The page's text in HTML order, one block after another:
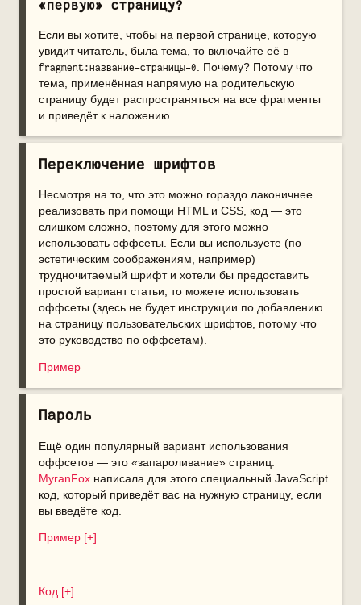
«первую» страницу?
Если вы хотите, чтобы на первой странице, которую
увидит читатель, была тема, то включайте её в
fragment:название-страницы-0
. Почему? Потому что
тема, применённая напрямую на родительскую
страницу будет распространяться на все фрагменты
и приведёт к наложению.
Переключение шрифтов
Несмотря на то, что это можно гораздо лаконичнее
реализовать при помощи HTML и CSS, код — это
слишком сложно, поэтому для этого можно
использовать оффсеты. Если вы используете (по
эстетическим соображениям, например)
трудночитаемый шрифт и хотели бы предоставить
простой вариант статьи, то можете использовать
оффсеты (здесь не будет инструкции по добавлению
на страницу пользовательских шрифтов, потому что
это руководство по оффсетам).
Пример
Пароль
Ещё один популярный вариант использования
оффсетов — это «запароливание» страниц.
MyranFox написала для этого специальный JavaScript
код, который приведёт вас на нужную страницу, если
вы введёте код.
Пример [+]
Код [+]